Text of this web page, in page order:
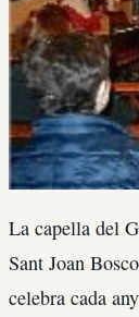
La capella del
Sant Joan
celebra cada